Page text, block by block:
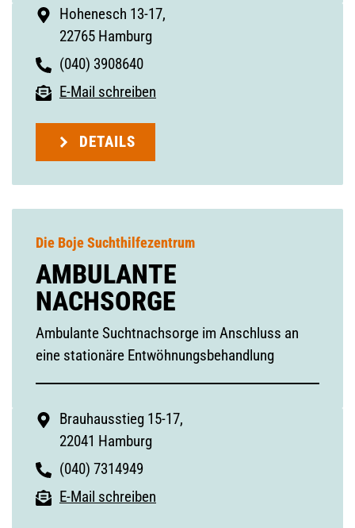
Hohenesch 13-17,
22765 Hamburg
(040) 3908640
E-Mail schreiben
DETAILS
Die Boje Suchthilfezentrum
AMBULANTE
NACHSORGE
Ambulante Suchtnachsorge im Anschluss an
eine stationäre Entwöhnungsbehandlung
Brauhausstieg 15-17,
22041 Hamburg
(040) 7314949
E-Mail schreiben